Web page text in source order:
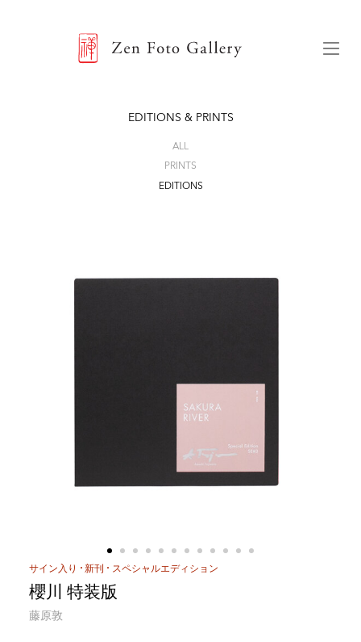
EDITIONS & PRINTS
ALL
PRINTS
EDITIONS
サイン入り 新刊 スペシャルエディション
櫻川 特装版
藤原敦